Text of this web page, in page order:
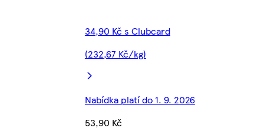
34,90 Kč s Clubcard
(232,67 Kč/kg)
Nabídka platí do 1. 9. 2026
53,90 Kč